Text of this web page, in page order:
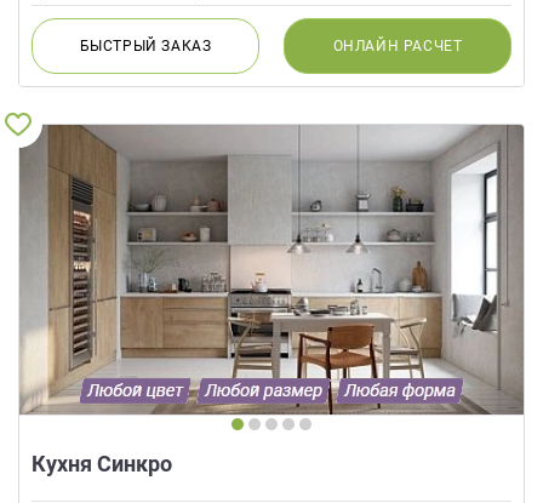
БЫСТРЫЙЗАКАЗ ОНЛАЙН РАСЧЕТ
Кухня Синкро